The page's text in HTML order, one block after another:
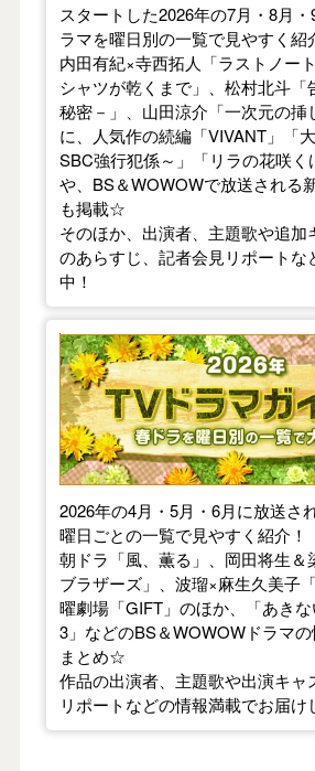
スタートした2026年の7月・8月
ラマを曜日別の一覧で見やすく紹
内田有紀×寺西拓人「ラストノー
シャツが乾くまで」、松村北斗「
秘密－」、山田涼介「一次元の挿
に、人気作の続編「VIVANT」「
SBC強行犯係～」「リラの花咲く
や、BS＆WOWOWで放送される
も掲載☆
そのほか、出演者、主題歌や追加
のあらすじ、記者会見リポートな
中！
【2026年春】TVドラマガイ
2026年の4月・5月・6月に放送さ
曜日ごとの一覧で見やすく紹介！
朝ドラ「風、薫る」、岡田将生＆
ブラザーズ」、波瑠×麻生久美子
曜劇場「GIFT」のほか、「あき
3」などのBS＆WOWOWドラマ
まとめ☆
作品の出演者、主題歌や出演キャ
リポートなどの情報満載でお届け